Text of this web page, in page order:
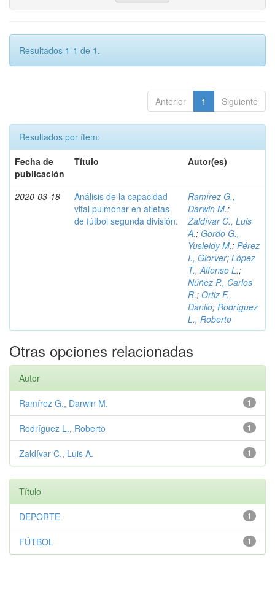
Resultados 1-1 de 1.
Anterior 1 Siguiente
Resultados por ítem:
Fecha de
publicación
Título Autor(es)
2020-03-18
Análisis de la capacidad
vital pulmonar en atletas
de fútbol segunda división.
Ramírez G.,
Darwin M.;
Zaldívar C., Luis
A.; Gordo G.,
Yusleidy M.; Pérez
I., Giorver; López
T., Alfonso L.;
Núñez P., Carlos
R.; Ortiz F.,
Danilo; Rodríguez
L., Roberto
Otras opciones relacionadas
Autor
1
Ramírez G., Darwin M.
1
Rodríguez L., Roberto
1
Zaldívar C., Luis A.
Título
1
DEPORTE
1
FÚTBOL